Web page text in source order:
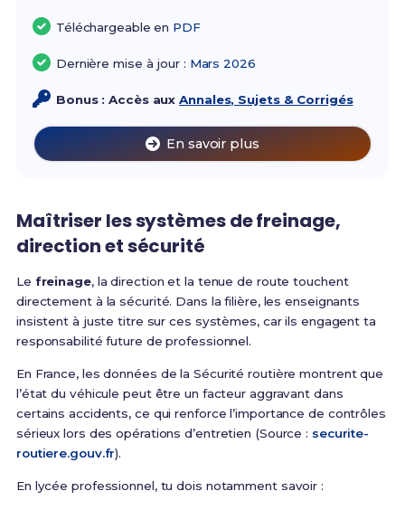
Téléchargeable en PDF
Dernière mise à jour : Mars 2026
Bonus : Accès auxAnnales, Sujets & Corrigés
En savoir plus
Maîtriser les systèmes de freinage,
direction et sécurité
Le freinage, la direction et la tenue de route touchent
directement à la sécurité. Dans la filière, les enseignants
insistent à juste titre sur ces systèmes, car ils engagent ta
responsabilité future de professionnel.
En France, les données de la Sécurité routière montrent que
l’état du véhicule peut être un facteur aggravant dans
certains accidents, ce qui renforce l’importance de contrôles
sérieux lors des opérations d’entretien (Source : securite-
routiere.gouv.fr).
En lycée professionnel, tu dois notamment savoir :